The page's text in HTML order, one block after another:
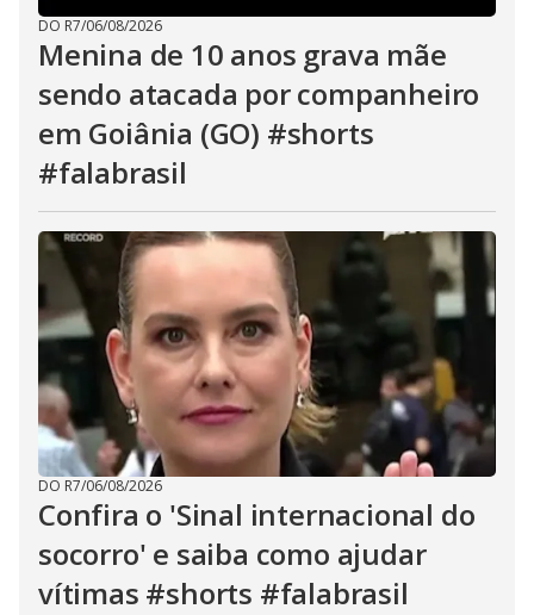
DO R7/06/08/2026
Menina de 10 anos grava mãe
sendo atacada por companheiro
em Goiânia (GO) #shorts
#falabrasil
DO R7/06/08/2026
Confira o 'Sinal internacional do
socorro' e saiba como ajudar
vítimas #shorts #falabrasil